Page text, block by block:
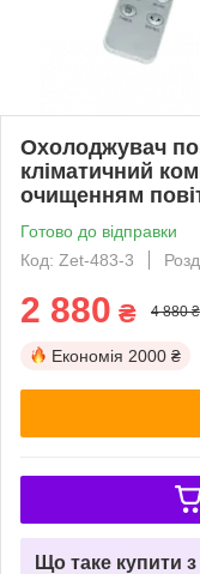
Охолоджувач
кліматичний
очищенням
Готово до відправки
Код: Zet-483-3
2 880 ₴ 4 880 ₴
Економія 2000 ₴
Що таке купити